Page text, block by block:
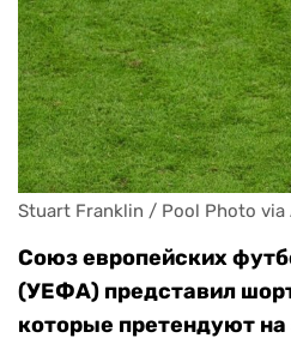
Stuart Franklin / Pool Photo via
Союз европейских
(УЕФА) представил
которые претендуют